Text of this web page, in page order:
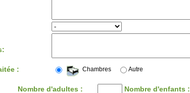
: Chambres Autre
Nombre d'adultes :
Nombre d'enfants :